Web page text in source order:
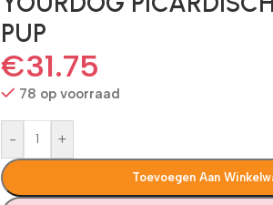
PUP
€31.75
78 op voorraad
- +
Toevoegen Aan